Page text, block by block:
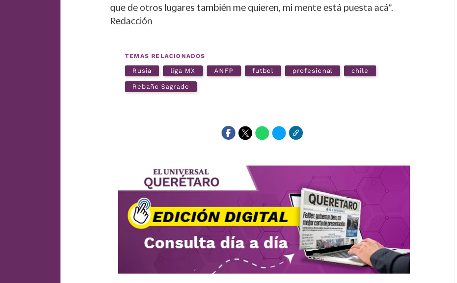
que de otros lugares también me quieren, mi mente está puesta acá”.
Redacción
TEMAS RELACIONADOS
Rusia liga MX ANFP futbol profesional chile
Rebaño Sagrado